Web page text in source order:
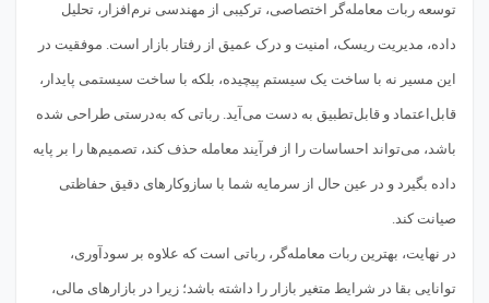
توسعه ربات معامله‌گر اختصاصی، ترکیبی از مهندسی نرم‌افزار، تحلیل
داده، مدیریت ریسک، امنیت و درک عمیق از رفتار بازار است. موفقیت در
این مسیر نه با ساخت یک سیستم پیچیده، بلکه با ساخت سیستمی پایدار،
قابل‌اعتماد و قابل‌تطبیق به دست می‌آید. رباتی که به‌درستی طراحی شده
باشد، می‌تواند احساسات را از فرآیند معامله حذف کند، تصمیم‌ها را بر پایه
داده بگیرد و در عین حال از سرمایه شما با سازوکارهای دقیق حفاظتی
صیانت کند.
در نهایت، بهترین ربات معامله‌گر، رباتی است که علاوه بر سودآوری،
توانایی بقا در شرایط متغیر بازار را داشته باشد؛ زیرا در بازارهای مالی،